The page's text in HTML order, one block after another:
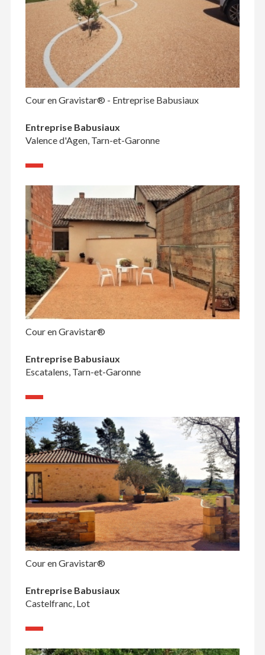
Cour en Gravistar® - Entreprise Babusiaux
Entreprise Babusiaux
Valence d'Agen, Tarn-et-Garonne
Cour en Gravistar®
Entreprise Babusiaux
Escatalens, Tarn-et-Garonne
Cour en Gravistar®
Entreprise Babusiaux
Castelfranc, Lot